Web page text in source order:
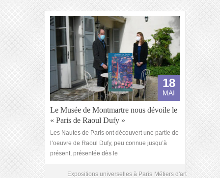
18
MAI
Le Musée de Montmartre nous dévoile le
« Paris de Raoul Dufy »
Les Nautes de Paris ont découvert une partie de
l’oeuvre de Raoul Dufy, peu connue jusqu’à
présent, présentée dès le
Expositions universelles à Paris Métiers d'art